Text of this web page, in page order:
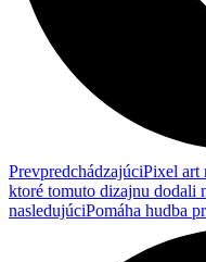
PrevpredchádzajúciPixel art
ktoré tomuto dizajnu dodali
nasledujúciPomáha hudba